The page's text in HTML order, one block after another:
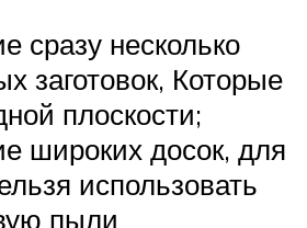
сразу несколько
заготовок, Которые
плоскости;
широких досок, для
использовать
пыли